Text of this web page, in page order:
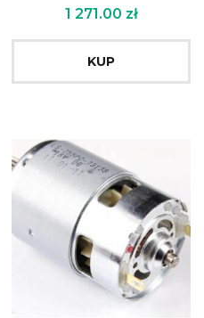
300 Kg
1 271.00 zł
KUP